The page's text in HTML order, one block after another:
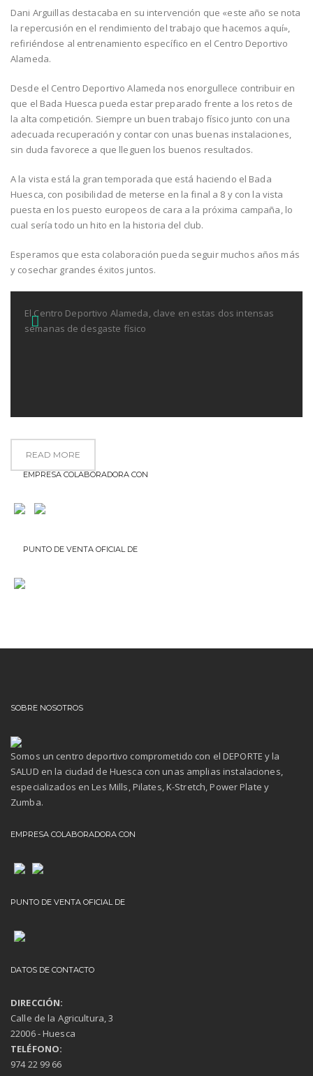
Dani Arguillas destacaba en su intervención que «este año se nota
la repercusión en el rendimiento del trabajo que hacemos aquí»,
refiriéndose al entrenamiento específico en el Centro Deportivo
Alameda.
Desde el Centro Deportivo Alameda nos enorgullece contribuir en
que el Bada Huesca pueda estar preparado frente a los retos de
la alta competición. Siempre un buen trabajo físico junto con una
adecuada recuperación y contar con unas buenas instalaciones,
sin duda favorece a que lleguen los buenos resultados.
A la vista está la gran temporada que está haciendo el Bada
Huesca, con posibilidad de meterse en la final a 8 y con la vista
puesta en los puesto europeos de cara a la próxima campaña, lo
cual sería todo un hito en la historia del club.
Esperamos que esta colaboración pueda seguir muchos años más
y cosechar grandes éxitos juntos.
El Centro Deportivo Alameda, clave en estas dos intensas
semanas de desgaste físico
READ MORE
EMPRESA COLABORADORA CON
PUNTO DE VENTA OFICIAL DE
SOBRE NOSOTROS
Somos un centro deportivo comprometido con el DEPORTE y la
SALUD en la ciudad de Huesca con unas amplias instalaciones,
especializados en Les Mills, Pilates, K-Stretch, Power Plate y
Zumba.
EMPRESA COLABORADORA CON
PUNTO DE VENTA OFICIAL DE
DATOS DE CONTACTO
DIRECCIÓN:
Calle de la Agricultura, 3
22006 - Huesca
TELÉFONO:
974 22 99 66